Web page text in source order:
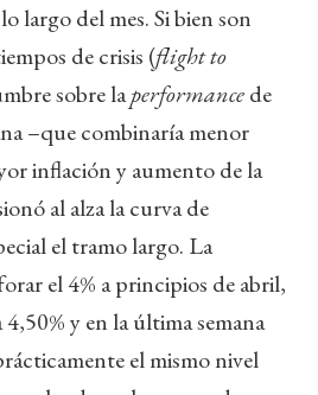
largo del mes. Si bien son
de crisis (flight to
sobre laperformancede
–que combinaría menor
inflación y aumento de la
al alza la curva de
el tramo largo. La
el 4% a principios de abril,
y en la última semana
el mismo nivel